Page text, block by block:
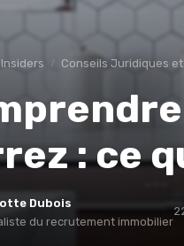
Conseils Juridiques
: ce
Dubois
du recrutement immobilier